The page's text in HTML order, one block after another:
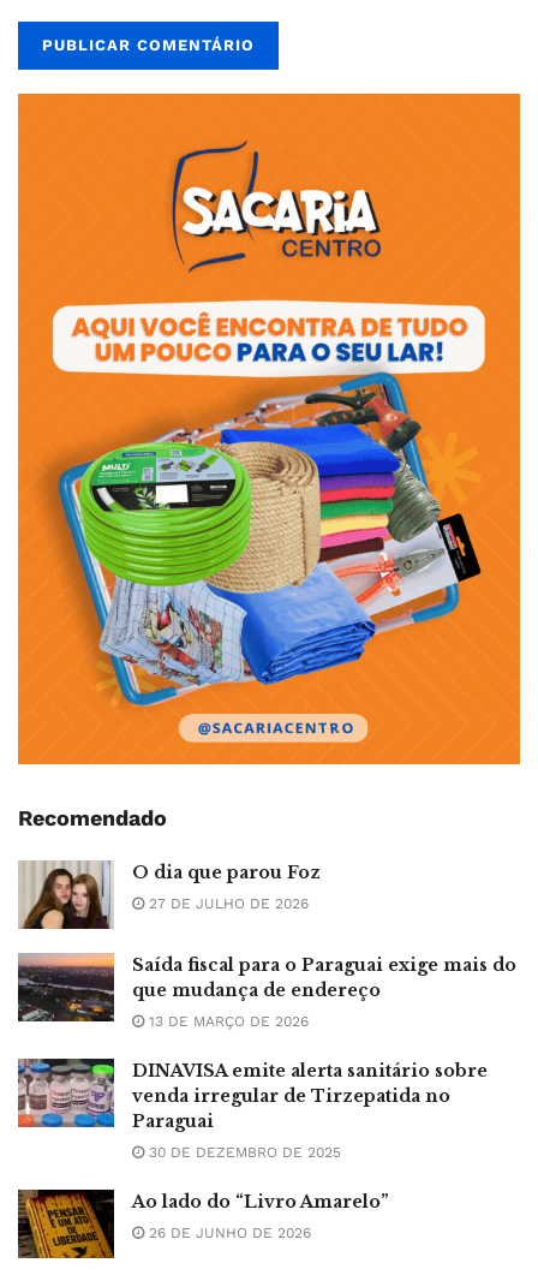
Recomendado
O dia que parou Foz
27 DE JULHO DE 2026
Saída fiscal para o Paraguai exige mais do
que mudança de endereço
13 DE MARÇO DE 2026
DINAVISA emite alerta sanitário sobre
venda irregular de Tirzepatida no
Paraguai
30 DE DEZEMBRO DE 2025
Ao lado do “Livro Amarelo”
26 DE JUNHO DE 2026